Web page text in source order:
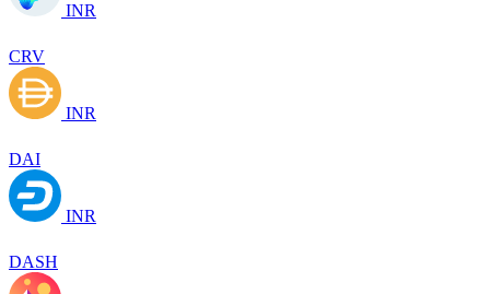
INR
CRV
INR
DAI
INR
DASH